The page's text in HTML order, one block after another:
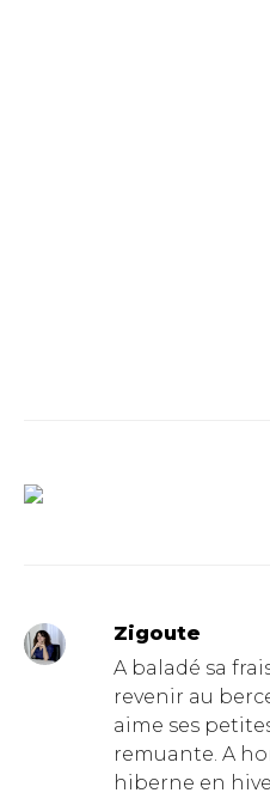
Zigoute
A baladé sa
revenir au
aime ses
remuante. A
hiberne en